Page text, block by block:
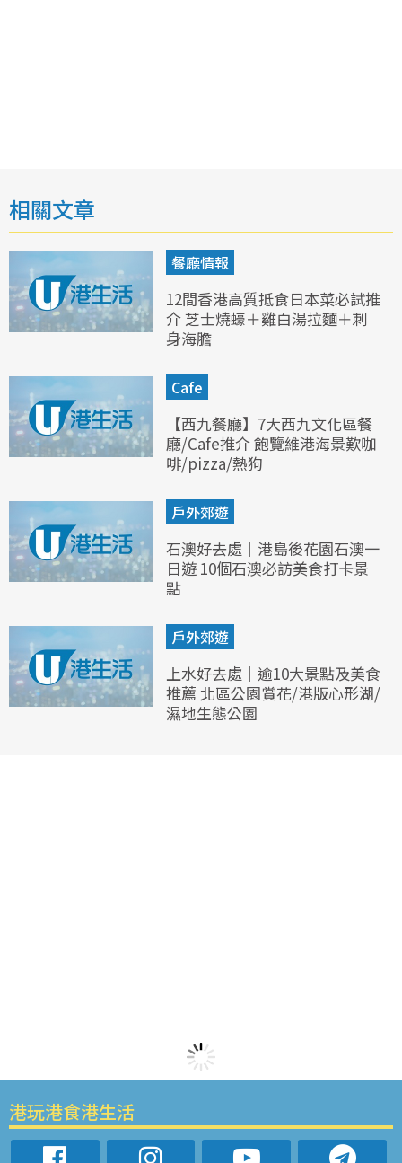
相關文章
餐廳情報
12間香港高質抵食日本菜必試推
介 芝士燒蠔＋雞白湯拉麵＋刺
身海膽
Cafe
【西九餐廳】7大西九文化區餐
廳/Cafe推介 飽覽維港海景歎咖
啡/pizza/熱狗
戶外郊遊
石澳好去處｜港島後花園石澳一
日遊 10個石澳必訪美食打卡景
點
戶外郊遊
上水好去處｜逾10大景點及美食
推薦 北區公園賞花/港版心形湖/
濕地生態公園
港玩港食港生活